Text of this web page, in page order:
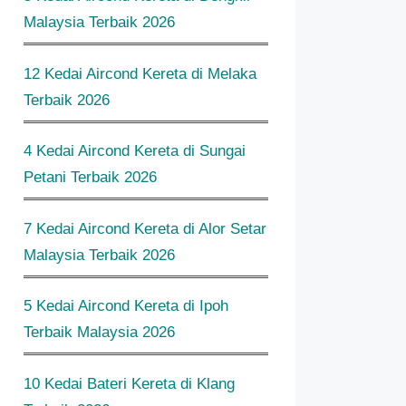
Malaysia Terbaik 2026
12 Kedai Aircond Kereta di Melaka
Terbaik 2026
4 Kedai Aircond Kereta di Sungai
Petani Terbaik 2026
7 Kedai Aircond Kereta di Alor Setar
Malaysia Terbaik 2026
5 Kedai Aircond Kereta di Ipoh
Terbaik Malaysia 2026
10 Kedai Bateri Kereta di Klang